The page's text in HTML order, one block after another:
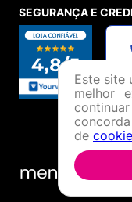
SEGURANÇA E
Este site
melhor
de